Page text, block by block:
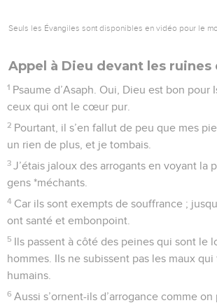
Seuls les Évangiles sont disponibles en vidéo pour le
Appel à Dieu devant les ruines
1 Psaume d’Asaph. Oui, Dieu est bon pour
ceux qui ont le cœur pur.
2 Pourtant, il s’en fallut de peu que mes
un rien de plus, et je tombais.
3 J’étais jaloux des arrogants en voyant la
gens *méchants.
4 Car ils sont exempts de souffrance ;
ont santé et embonpoint.
5 Ils passent à côté des peines qui sont le
hommes. Ils ne subissent pas les maux
humains.
6 Aussi s’ornent-ils d’arrogance comme